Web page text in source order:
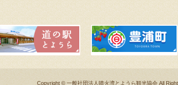
Copyright © 一般社団法人噴火湾とようら観光協会 All